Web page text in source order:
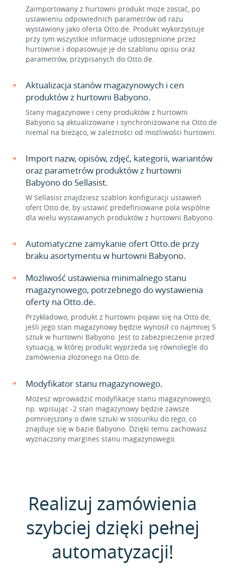
Zaimportowany z hurtowni produkt może zostać, po
ustawieniu odpowiednich parametrów od razu
wystawiony jako oferta Otto.de. Produkt wykorzystuje
przy tym wszystkie informacje udostępnione przez
hurtownie i dopasowuje je do szablonu opisu oraz
parametrów, przypisanych do Otto.de.
Aktualizacja stanów magazynowych i cen
produktów z hurtowni Babyono.
Stany magazynowe i ceny produktów z hurtowni
Babyono są aktualizowane i synchronizowane na Otto.de
niemal na bieżąco, w zależności od możliwości hurtowni.
Import nazw, opisów, zdjęć, kategorii, wariantów
oraz parametrów produktów z hurtowni
Babyono do Sellasist.
W Sellasist znajdziesz szablon konfiguracji ustawień
ofert Otto.de, by ustawić predefiniowane pola wspólne
dla wielu wystawianych produktów z hurtowni Babyono.
Automatyczne zamykanie ofert Otto.de przy
braku asortymentu w hurtowni Babyono.
Możliwość ustawienia minimalnego stanu
magazynowego, potrzebnego do wystawienia
oferty na Otto.de.
Przykładowo, produkt z hurtowni pojawi się na Otto.de,
jeśli jego stan magazynowy będzie wynosił co najmniej 5
sztuk w hurtowni Babyono. Jest to zabezpieczenie przed
sytuacją, w której produkt wyprzeda się równolegle do
zamówienia złożonego na Otto.de.
Modyfikator stanu magazynowego.
Możesz wprowadzić modyfikacje stanu magazynowego,
np. wpisując -2 stan magazynowy będzie zawsze
pomniejszony o dwie sztuki w stosunku do tego, co
znajduje się w bazie Babyono. Dzięki temu zachowasz
wyznaczony margines stanu magazynowego.
Realizuj zamówienia
szybciej dzięki pełnej
automatyzacji!